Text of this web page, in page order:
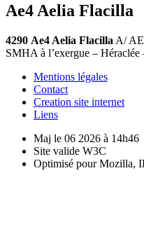
Ae4 Aelia Flacilla
4290 Ae4 Aelia Flacilla A/
SMHA à l’exergue –
Mentions légales
Contact
Creation site internet
Liens
Maj le 06 2026 à 14h46
Site valide W3C
Optimisé pour Mozilla,